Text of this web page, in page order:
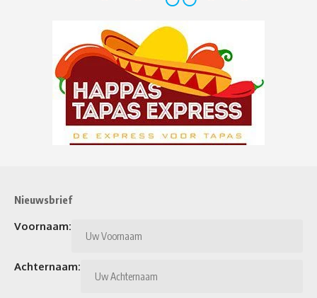
Nieuwsbrief
Voornaam:
Achternaam: